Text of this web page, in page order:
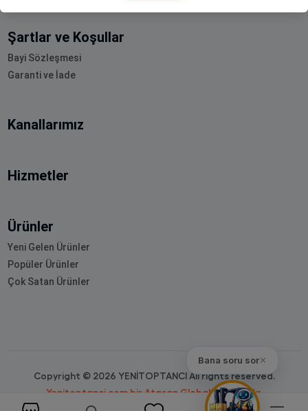
Bana soru sor✕
Şartlar ve Koşullar
Bayi Sözleşmesi
Garanti ve İade
Kanallarımız
Hizmetler
Ürünler
Yeni Gelen Ürünler
Popüler Ürünler
Çok Satan Ürünler
Copyright © 2026 YENİTOPTANCI All rights reserved.
Yenitoptanci.com bir Atasan Global markasıdır.